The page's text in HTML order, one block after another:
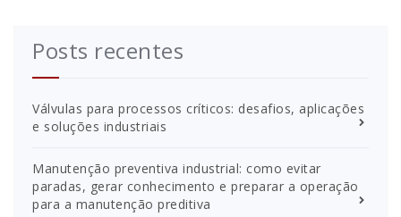
Posts recentes
Válvulas para processos críticos: desafios, aplicações
e soluções industriais
Manutenção preventiva industrial: como evitar
paradas, gerar conhecimento e preparar a operação
para a manutenção preditiva